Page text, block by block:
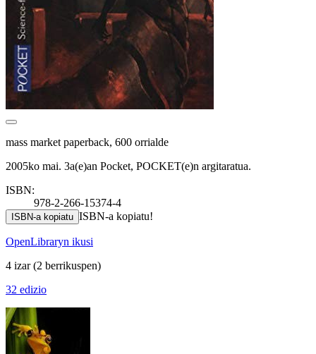
mass market paperback, 600 orrialde
2005ko mai. 3a(e)an Pocket, POCKET(e)n argitaratua.
ISBN:
978-2-266-15374-4
ISBN-a kopiatu ISBN-a kopiatu!
OpenLibraryn ikusi
4 izar(2 berrikuspen)
32 edizio